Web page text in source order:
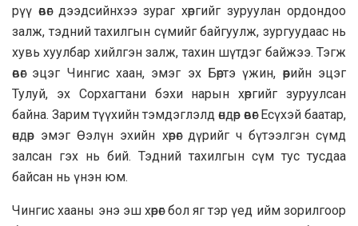
рүү өвөг дээдсийнхээ зураг хөргийг зуруулан ордондоо
залж, тэдний тахилгын сүмийг байгуулж, зургуудаас нь
хувь хуулбар хийлгэн залж, тахин шүтдэг байжээ. Тэгж
өвөг эцэг Чингис хаан, эмэг эх Бөртэ үжин, өөрийн эцэг
Тулуй, эх Сорхагтани бэхи нарын хөргийг зуруулсан
байна. Зарим түүхийн тэмдэглэлд өндөр өвөг Есүхэй баатар,
өндөр эмэг Өэлүн эхийн хөрөг дүрийг ч бүтээлгэн сүмд
залсан гэх нь бий. Тэдний тахилгын сүм тус тусдаа
байсан нь үнэн юм.
Чингис хааны энэ эш хөрөг бол яг тэр үед ийм зорилгоор